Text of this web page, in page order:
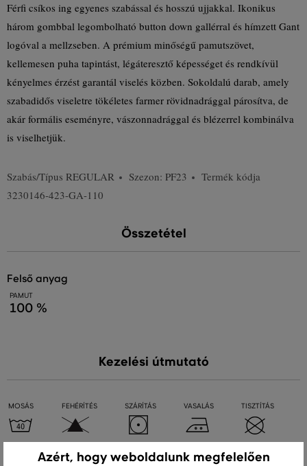
Férfi csíkos ing egyenes szabással és hosszú ujjakkal. Ikonikus
három gombbal legombolható button down gallérral és hímzett Gant
logóval a mellzseben. A prémium minőségű pamutszövet,
kellemesen puha tapintást, légáteresztő képességet és rendkívül
kényelmes érzést garantál viselés közben. Sokoldalú darab, amely
szabadidős viseletre tökéletes farmer rövidnadrággal párosítva, de
akár formális eseményre, vászonnadrággal és blézerrel kombinálva
is viselhetjük.
Szabás/Típus REGULAR Szezon: PF23
Termék kódja
3230146-423-GA-110
Összetétel
felső anyag
PAMUT
100 %
Kezelési útmutató
MOSÁS FEHÉRÍTÉS SZÁRÍTÁS VASALÁS TISZTÍTÁS
Azért, hogy weboldalunk megfelelően